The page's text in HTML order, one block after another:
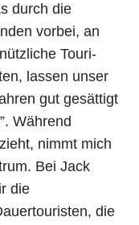
durch die
vorbei, an
Touri-
lassen unser
gut gesättigt
Während
nimmt mich
Bei Jack
die
die